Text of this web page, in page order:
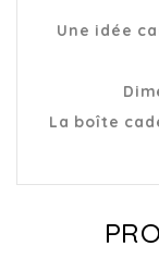
Une idée
La boîte